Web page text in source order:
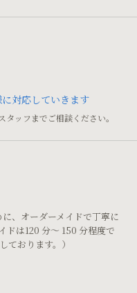
対応していきます
ッフまでご相談ください。
、オーダーメイドで丁寧に
ドは120 分～ 150 分程度で
ております。）